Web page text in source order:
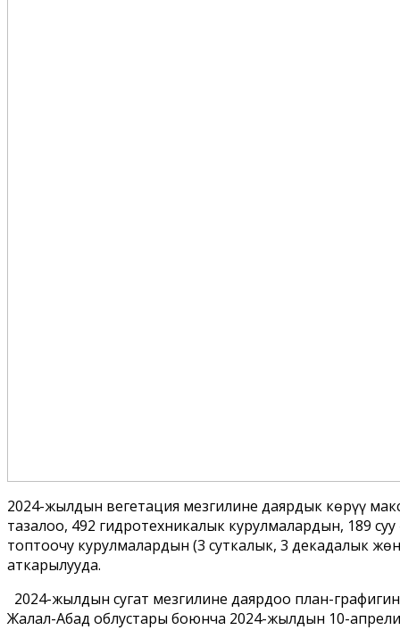
2024-жылдын вегетация мезгилине даярдык көрүү
тазалоо, 492 гидротехникалык курулмалардын, 189
топтоочу курулмалардын (3 суткалык, 3 декадалык
аткарылууда.
2024-жылдын сугат мезгилине даярдоо план-
Жалал-Абад облустары боюнча 2024-жылдын 10-